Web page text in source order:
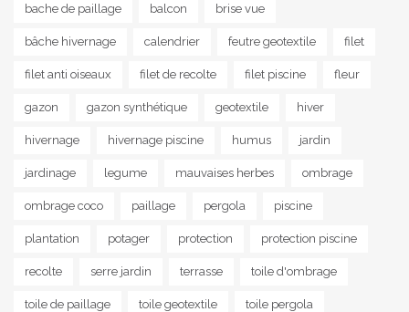
bache de paillage balcon brise vue
bâche hivernage calendrier feutre geotextile filet
filet anti oiseaux filet de recolte filet piscine fleur
gazon gazon synthétique geotextile hiver
hivernage hivernage piscine humus jardin
jardinage legume mauvaises herbes ombrage
ombrage coco paillage pergola piscine
plantation potager protection protection piscine
recolte serre jardin terrasse toile d'ombrage
toile de paillage toile geotextile toile pergola